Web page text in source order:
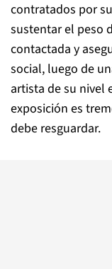
contratados por
sustentar el peso
contactada y
social, luego de
artista de su nivel
exposición es
debe resguardar.